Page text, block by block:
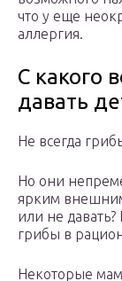
что у еще
аллергия.
С какого
давать
Не всегда
Но они
ярким внешним
или не
грибы в
Некоторые